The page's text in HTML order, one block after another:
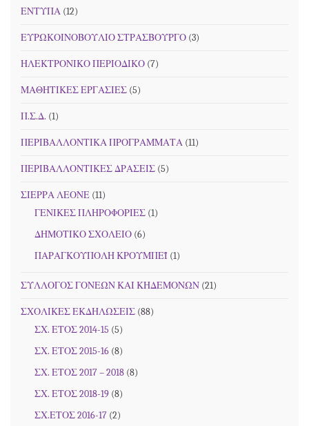
ΕΝΤΥΠΑ (12)
ΕΥΡΩΚΟΙΝΟΒΟΥΛΙΟ ΣΤΡΑΣΒΟΥΡΓΟ (3)
ΗΛΕΚΤΡΟΝΙΚΟ ΠΕΡΙΟΔΙΚΟ (7)
ΜΑΘΗΤΙΚΕΣ ΕΡΓΑΣΙΕΣ (5)
Π.Σ.Δ. (1)
ΠΕΡΙΒΑΛΛΟΝΤΙΚΑ ΠΡΟΓΡΑΜΜΑΤΑ (11)
ΠΕΡΙΒΑΛΛΟΝΤΙΚΕΣ ΔΡΑΣΕΙΣ (5)
ΣΙΕΡΡΑ ΛΕΟΝΕ (11)
ΓΕΝΙΚΕΣ ΠΛΗΡΟΦΟΡΙΕΣ (1)
ΔΗΜΟΤΙΚΟ ΣΧΟΛΕΙΟ (6)
ΠΑΡΑΓΚΟΥΠΟΛΗ ΚΡΟΥΜΠΕΪ (1)
ΣΥΛΛΟΓΟΣ ΓΟΝΕΩΝ ΚΑΙ ΚΗΔΕΜΟΝΩΝ (21)
ΣΧΟΛΙΚΕΣ ΕΚΔΗΛΩΣΕΙΣ (88)
ΣΧ. ΕΤΟΣ 2014-15 (5)
ΣΧ. ΕΤΟΣ 2015-16 (8)
ΣΧ. ΕΤΟΣ 2017 – 2018 (8)
ΣΧ. ΕΤΟΣ 2018-19 (8)
ΣΧ.ΕΤΟΣ 2016-17 (2)